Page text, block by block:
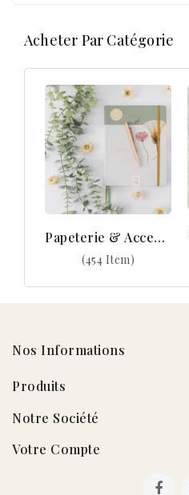
Acheter Par Catégorie
Papeterie & Accessoires
(454 Item)
Nos Informations
Produits
Notre Société
Votre Compte